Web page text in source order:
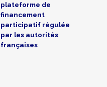
plateforme de
financement
participatif régulée
par les autorités
françaises